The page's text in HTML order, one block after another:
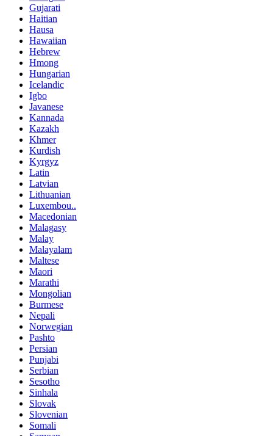
Gujarati
Haitian
Hausa
Hawaiian
Hebrew
Hmong
Hungarian
Icelandic
Igbo
Javanese
Kannada
Kazakh
Khmer
Kurdish
Kyrgyz
Latin
Latvian
Lithuanian
Luxembou..
Macedonian
Malagasy
Malay
Malayalam
Maltese
Maori
Marathi
Mongolian
Burmese
Nepali
Norwegian
Pashto
Persian
Punjabi
Serbian
Sesotho
Sinhala
Slovak
Slovenian
Somali